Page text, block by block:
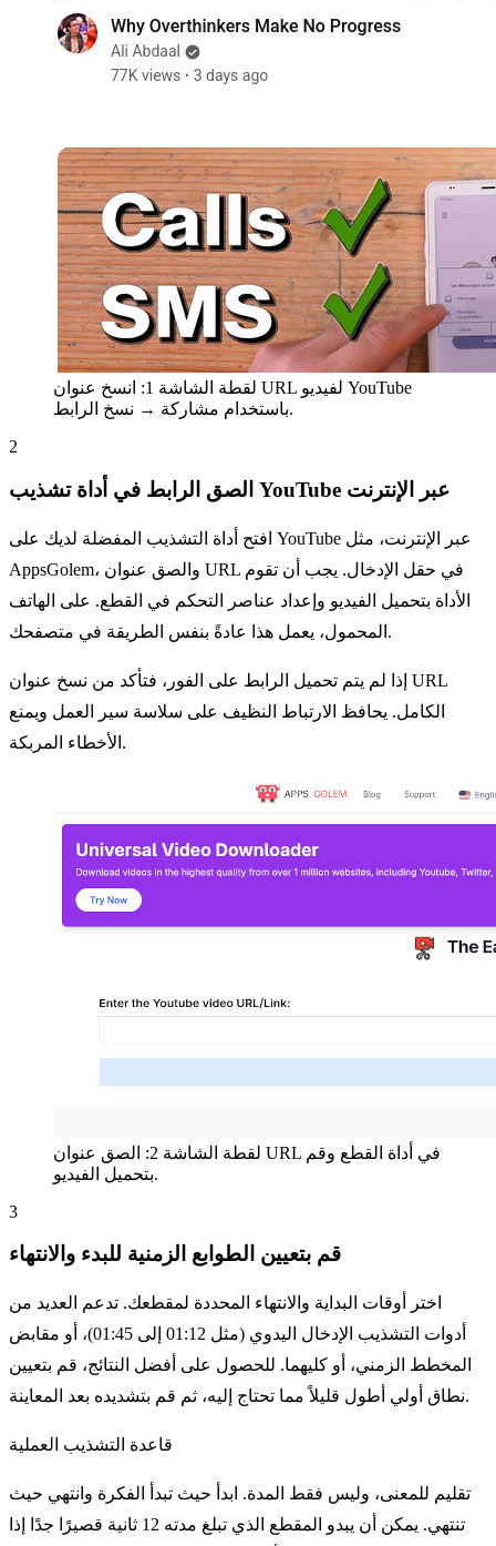
لقطة الشاشة 1: انسخ عنوان URL لفيديو YouTube
باستخدام مشاركة → نسخ الرابط.
2
الصق الرابط في أداة تشذيب YouTube عبر الإنترنت
افتح أداة التشذيب المفضلة لديك على YouTube عبر الإنترنت، مثل
AppsGolem، والصق عنوان URL في حقل الإدخال. يجب أن تقوم
الأداة بتحميل الفيديو وإعداد عناصر التحكم في القطع. على الهاتف
المحمول، يعمل هذا عادةً بنفس الطريقة في متصفحك.
إذا لم يتم تحميل الرابط على الفور، فتأكد من نسخ عنوان URL
الكامل. يحافظ الارتباط النظيف على سلاسة سير العمل ويمنع
الأخطاء المربكة.
لقطة الشاشة 2: الصق عنوان URL في أداة القطع وقم
بتحميل الفيديو.
3
قم بتعيين الطوابع الزمنية للبدء والانتهاء
اختر أوقات البداية والانتهاء المحددة لمقطعك. تدعم العديد من
أدوات التشذيب الإدخال اليدوي (مثل 01:12 إلى 01:45)، أو مقابض
المخطط الزمني، أو كليهما. للحصول على أفضل النتائج، قم بتعيين
نطاق أولي أطول قليلاً مما تحتاج إليه، ثم قم بتشديده بعد المعاينة.
قاعدة التشذيب العملية
تقليم للمعنى، وليس فقط المدة. ابدأ حيث تبدأ الفكرة وانتهي حيث
تنتهي. يمكن أن يبدو المقطع الذي تبلغ مدته 12 ثانية قصيرًا جدًا إذا